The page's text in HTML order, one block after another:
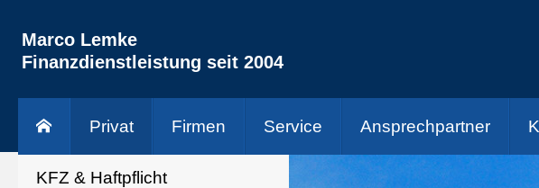
Privat
KFZ & Haft­pflicht
Firmen Service Ansprechpartner
Marco Lemke
Finanzdienstleistung seit 2004